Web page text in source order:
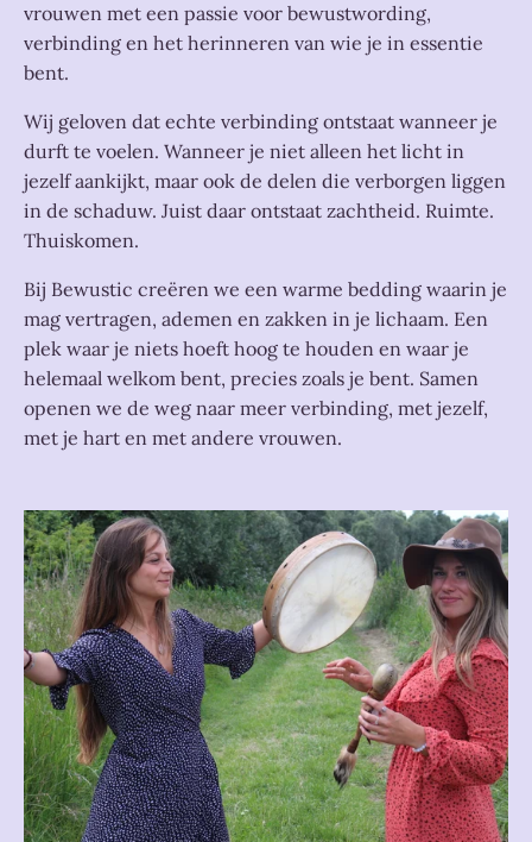
vrouwen met een passie voor bewustwording,
verbinding en het herinneren van wie je in essentie
bent.
Wij geloven dat echte verbinding ontstaat wanneer je
durft te voelen. Wanneer je niet alleen het licht in
jezelf aankijkt, maar ook de delen die verborgen liggen
in de schaduw. Juist daar ontstaat zachtheid. Ruimte.
Thuiskomen.
Bij Bewustic creëren we een warme bedding waarin je
mag vertragen, ademen en zakken in je lichaam. Een
plek waar je niets hoeft hoog te houden en waar je
helemaal welkom bent, precies zoals je bent. Samen
openen we de weg naar meer verbinding, met jezelf,
met je hart en met andere vrouwen.